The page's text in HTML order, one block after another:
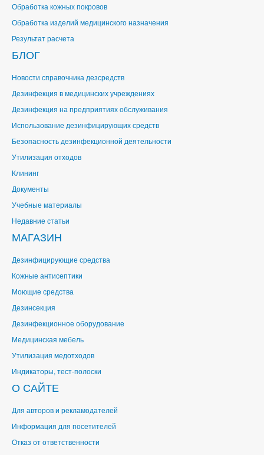
Обработка кожных покровов
Обработка изделий медицинского назначения
Результат расчета
БЛОГ
Новости справочника дезсредств
Дезинфекция в медицинских учреждениях
Дезинфекция на предприятиях обслуживания
Использование дезинфицирующих средств
Безопасность дезинфекционной деятельности
Утилизация отходов
Клининг
Документы
Учебные материалы
Недавние статьи
МАГАЗИН
Дезинфицирующие средства
Кожные антисептики
Моющие средства
Дезинсекция
Дезинфекционное оборудование
Медицинская мебель
Утилизация медотходов
Индикаторы, тест-полоски
О САЙТЕ
Для авторов и рекламодателей
Информация для посетителей
Отказ от ответственности